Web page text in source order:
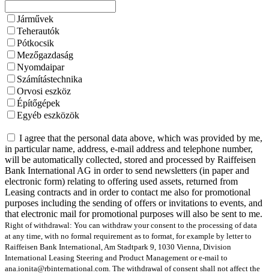
Járművek
Teherautók
Pótkocsik
Mezőgazdaság
Nyomdaipar
Számítástechnika
Orvosi eszköz
Építőgépek
Egyéb eszközök
I agree that the personal data above, which was provided by me,
in particular name, address, e-mail address and telephone number,
will be automatically collected, stored and processed by Raiffeisen
Bank International AG in order to send newsletters (in paper and
electronic form) relating to offering used assets, returned from
Leasing contracts and in order to contact me also for promotional
purposes including the sending of offers or invitations to events, and
that electronic mail for promotional purposes will also be sent to me.
Right of withdrawal: You can withdraw your consent to the processing of data
at any time, with no formal requirement as to format, for example by letter to
Raiffeisen Bank International, Am Stadtpark 9, 1030 Vienna, Division
International Leasing Steering and Product Management or e-mail to
ana.ionita@rbinternational.com. The withdrawal of consent shall not affect the